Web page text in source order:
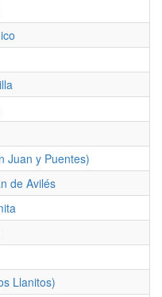
Juan y Puentes)
de Avilés
Llanitos)